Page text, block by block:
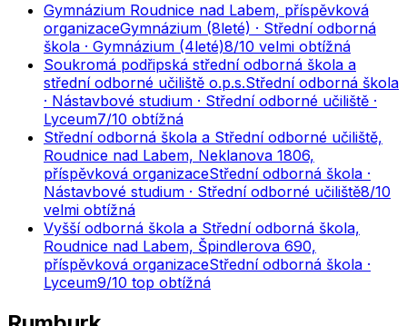
Gymnázium Roudnice nad Labem, příspěvková
organizaceGymnázium (8leté) · Střední odborná
škola · Gymnázium (4leté)8/10 velmi obtížná
Soukromá podřipská střední odborná škola a
střední odborné učiliště o.p.s.Střední odborná škola
· Nástavbové studium · Střední odborné učiliště ·
Lyceum7/10 obtížná
Střední odborná škola a Střední odborné učiliště,
Roudnice nad Labem, Neklanova 1806,
příspěvková organizaceStřední odborná škola ·
Nástavbové studium · Střední odborné učiliště8/10
velmi obtížná
Vyšší odborná škola a Střední odborná škola,
Roudnice nad Labem, Špindlerova 690,
příspěvková organizaceStřední odborná škola ·
Lyceum9/10 top obtížná